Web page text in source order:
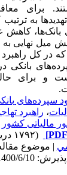
برای
به ترتیب
کاهش
میل نهایی به
در کل راهبرد
بانکی
و برای
بانکی
،راهبرد
مالیاتی کشور
| موضوع